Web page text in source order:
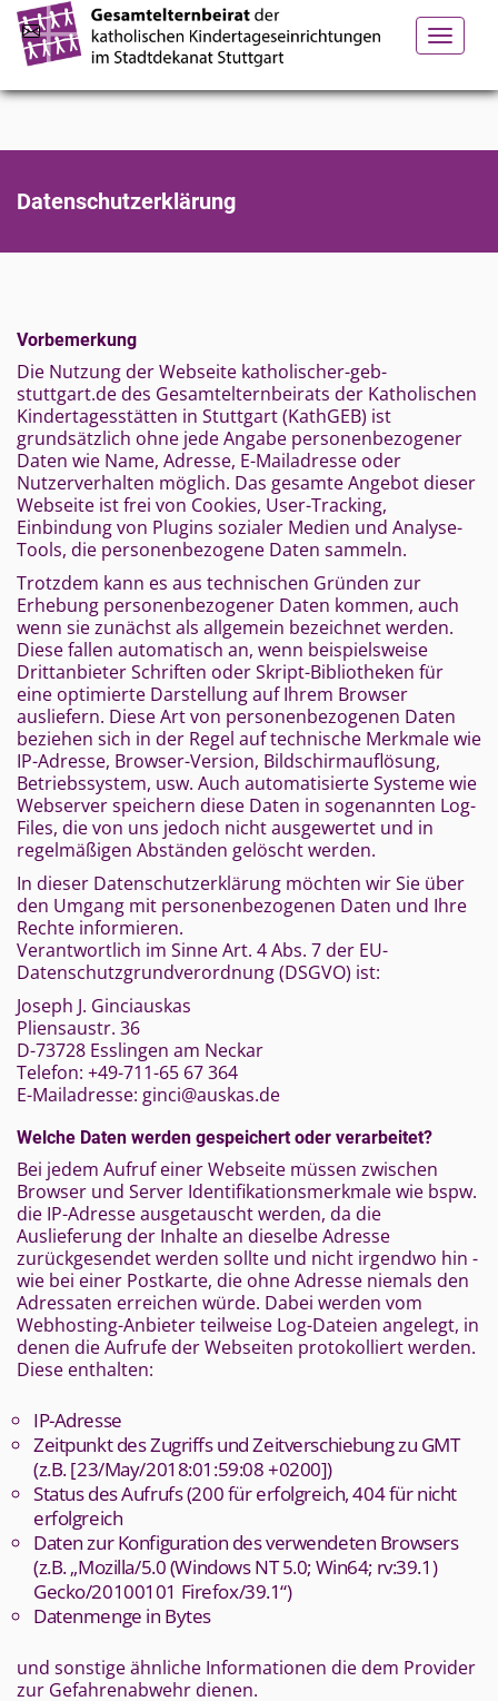
Toggle
navigation
Datenschutzerklärung
Vorbemerkung
Die Nutzung der Webseite katholischer-geb-
stuttgart.de des Gesamtelternbeirats der Katholischen
Kindertagesstätten in Stuttgart (KathGEB) ist
grundsätzlich ohne jede Angabe personenbezogener
Daten wie Name, Adresse, E-Mailadresse oder
Nutzerverhalten möglich. Das gesamte Angebot dieser
Webseite ist frei von Cookies, User-Tracking,
Einbindung von Plugins sozialer Medien und Analyse-
Tools, die personenbezogene Daten sammeln.
Trotzdem kann es aus technischen Gründen zur
Erhebung personenbezogener Daten kommen, auch
wenn sie zunächst als allgemein bezeichnet werden.
Diese fallen automatisch an, wenn beispielsweise
Drittanbieter Schriften oder Skript-Bibliotheken für
eine optimierte Darstellung auf Ihrem Browser
ausliefern. Diese Art von personenbezogenen Daten
beziehen sich in der Regel auf technische Merkmale wie
IP-Adresse, Browser-Version, Bildschirmauflösung,
Betriebssystem, usw. Auch automatisierte Systeme wie
Webserver speichern diese Daten in sogenannten Log-
Files, die von uns jedoch nicht ausgewertet und in
regelmäßigen Abständen gelöscht werden.
In dieser Datenschutzerklärung möchten wir Sie über
den Umgang mit personenbezogenen Daten und Ihre
Rechte informieren.
Verantwortlich im Sinne Art. 4 Abs. 7 der EU-
Datenschutzgrundverordnung (DSGVO) ist:
Joseph J. Ginciauskas
Pliensaustr. 36
D-73728 Esslingen am Neckar
Telefon: +49-711-65 67 364
E-Mailadresse: ginci@auskas.de
Welche Daten werden gespeichert oder verarbeitet?
Bei jedem Aufruf einer Webseite müssen zwischen
Browser und Server Identifikationsmerkmale wie bspw.
die IP-Adresse ausgetauscht werden, da die
Auslieferung der Inhalte an dieselbe Adresse
zurückgesendet werden sollte und nicht irgendwo hin -
wie bei einer Postkarte, die ohne Adresse niemals den
Adressaten erreichen würde. Dabei werden vom
Webhosting-Anbieter teilweise Log-Dateien angelegt, in
denen die Aufrufe der Webseiten protokolliert werden.
Diese enthalten:
IP-Adresse
Zeitpunkt des Zugriffs und Zeitverschiebung zu GMT
(z.B. [23/May/2018:01:59:08 +0200])
Status des Aufrufs (200 für erfolgreich, 404 für nicht
erfolgreich
Daten zur Konfiguration des verwendeten Browsers
(z.B. „Mozilla/5.0 (Windows NT 5.0; Win64; rv:39.1)
Gecko/20100101 Firefox/39.1“)
Datenmenge in Bytes
und sonstige ähnliche Informationen die dem Provider
zur Gefahrenabwehr dienen.